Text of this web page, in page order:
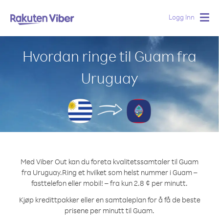
Logg Inn
Hvordan ringe til Guam fra
Uruguay
Med Viber Out kan du foreta kvalitetssamtaler til Guam
fra Uruguay.Ring et hvilket som helst nummer i Guam –
fasttelefon eller mobil! – fra kun 2.8 ¢ per minutt.
Kjøp kredittpakker eller en samtaleplan for å få de beste
prisene per minutt til Guam.